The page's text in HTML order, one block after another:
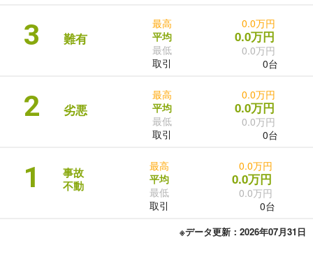
3 難有
最高
平均
最低
取引
0.0万円
0.0万円
0.0万円
0台
2 劣悪
最高
平均
最低
取引
0.0万円
0.0万円
0.0万円
0台
1
事故
不動
最高
平均
最低
取引
0.0万円
0.0万円
0.0万円
0台
※データ更新：2026年07月31日